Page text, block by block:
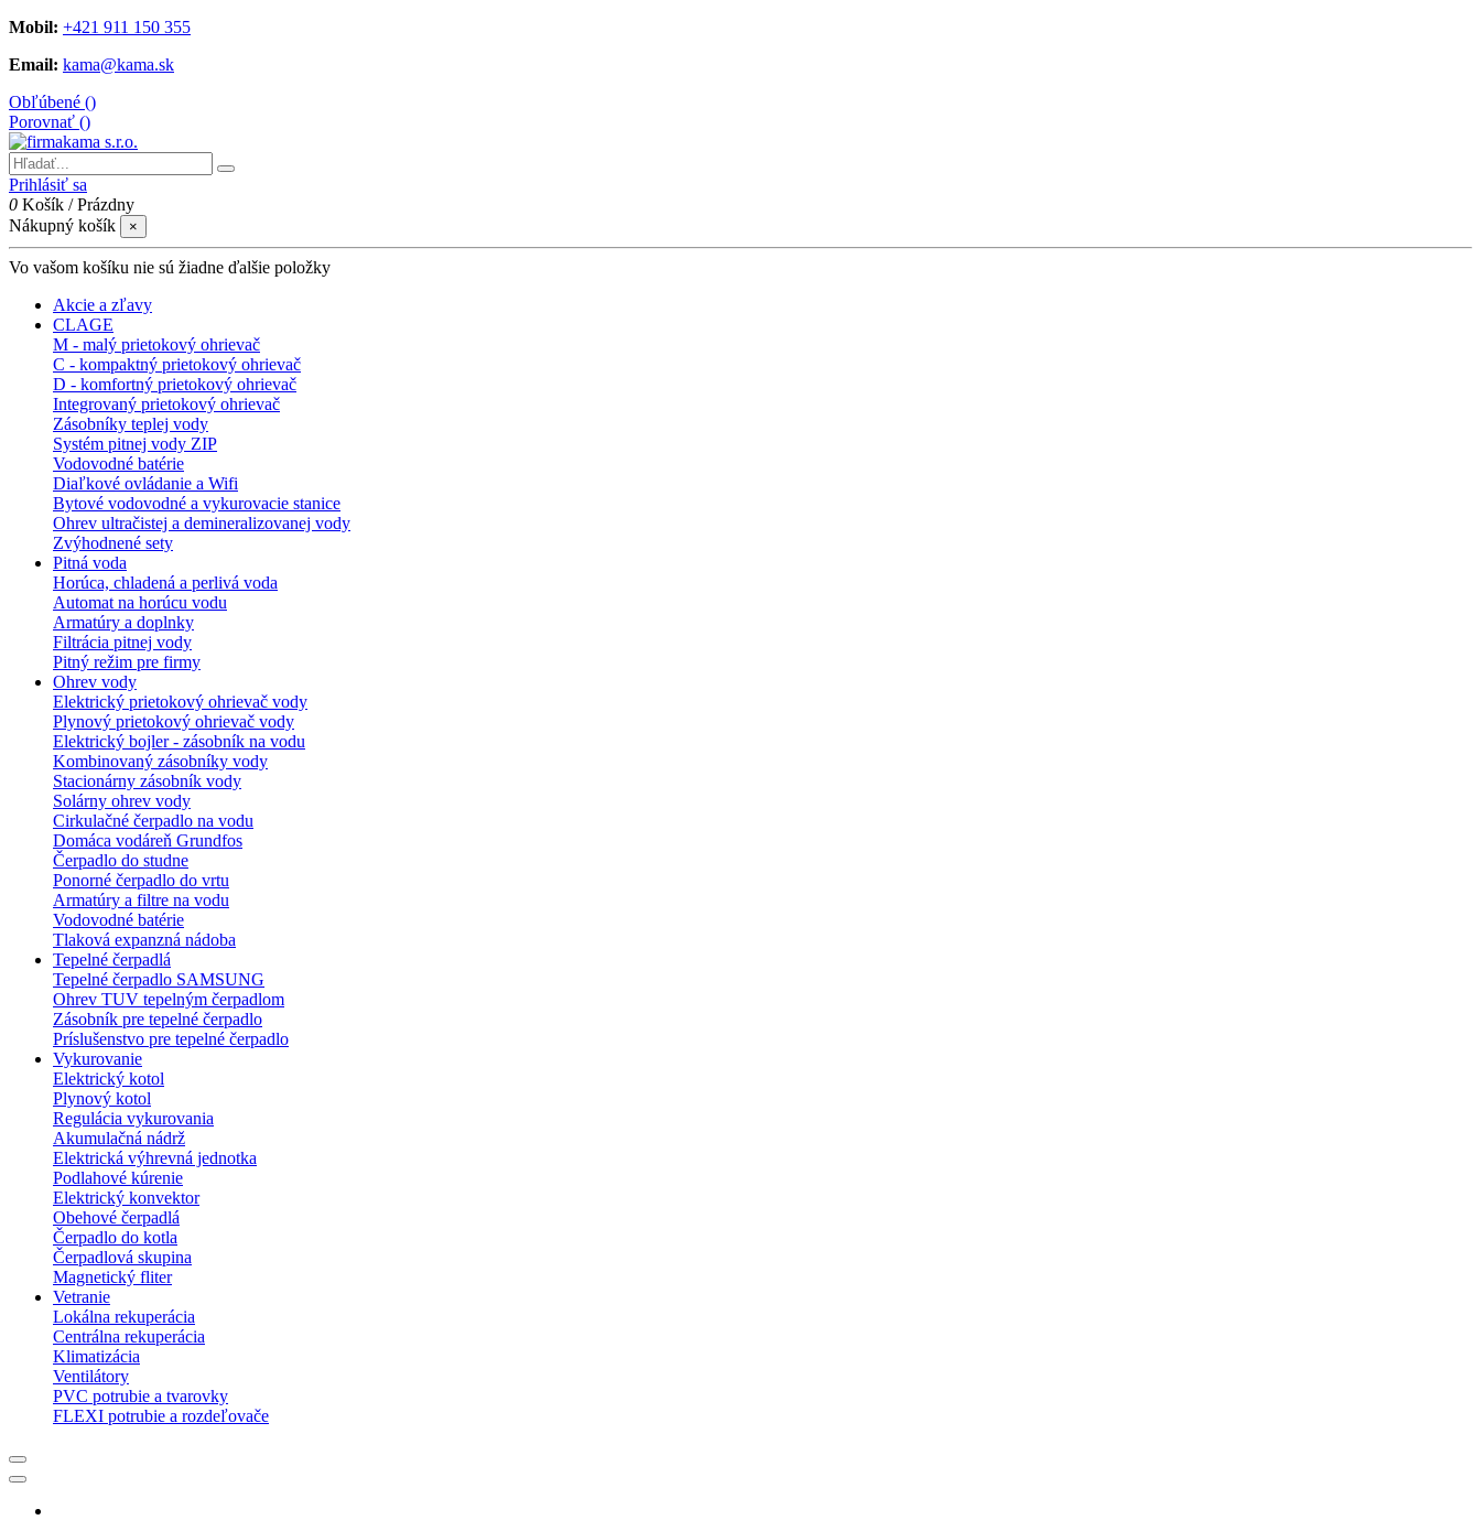
Mobil: +421 911 150 355
Email: kama@kama.sk
Obľúbené ()
Porovnať ()
Prihlásiť sa
0 Košík /Prázdny
Nákupný košík
×
Vo vašom košíku nie sú žiadne ďalšie položky
Akcie a zľavy
CLAGE
M - malý prietokový ohrievač
C - kompaktný prietokový ohrievač
D - komfortný prietokový ohrievač
Integrovaný prietokový ohrievač
Zásobníky teplej vody
Systém pitnej vody ZIP
Vodovodné batérie
Diaľkové ovládanie a Wifi
Bytové vodovodné a vykurovacie stanice
Ohrev ultračistej a demineralizovanej vody
Zvýhodnené sety
Pitná voda
Horúca, chladená a perlivá voda
Automat na horúcu vodu
Armatúry a doplnky
Filtrácia pitnej vody
Pitný režim pre firmy
Ohrev vody
Elektrický prietokový ohrievač vody
Plynový prietokový ohrievač vody
Elektrický bojler - zásobník na vodu
Kombinovaný zásobníky vody
Stacionárny zásobník vody
Solárny ohrev vody
Cirkulačné čerpadlo na vodu
Domáca vodáreň Grundfos
Čerpadlo do studne
Ponorné čerpadlo do vrtu
Armatúry a filtre na vodu
Vodovodné batérie
Tlaková expanzná nádoba
Tepelné čerpadlá
Tepelné čerpadlo SAMSUNG
Ohrev TUV tepelným čerpadlom
Zásobník pre tepelné čerpadlo
Príslušenstvo pre tepelné čerpadlo
Vykurovanie
Elektrický kotol
Plynový kotol
Regulácia vykurovania
Akumulačná nádrž
Elektrická výhrevná jednotka
Podlahové kúrenie
Elektrický konvektor
Obehové čerpadlá
Čerpadlo do kotla
Čerpadlová skupina
Magnetický fliter
Vetranie
Lokálna rekuperácia
Centrálna rekuperácia
Klimatizácia
Ventilátory
PVC potrubie a tvarovky
FLEXI potrubie a rozdeľovače